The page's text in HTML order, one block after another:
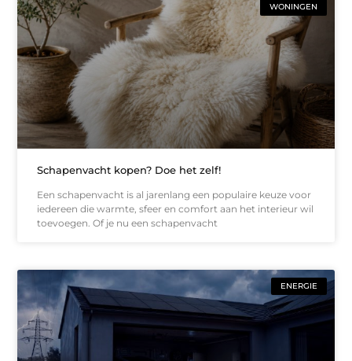
WONINGEN
Schapenvacht kopen? Doe het zelf!
Een schapenvacht is al jarenlang een populaire keuze voor
iedereen die warmte, sfeer en comfort aan het interieur wil
toevoegen. Of je nu een schapenvacht
ENERGIE